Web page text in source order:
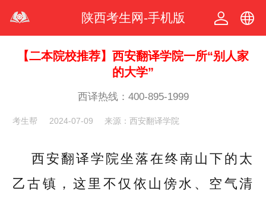
陕西考生网-手机版
中文
【二本院校推荐】西安翻译学院一所“别人家
的大学”
西译热线：400-895-1999
考生帮 2024-07-09 来源：西安翻译学院
西安翻译学院坐落在终南山下的太
乙古镇，这里不仅依山傍水、空气清